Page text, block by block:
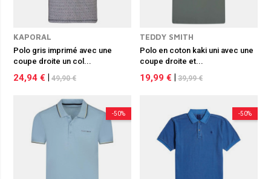
KAPORAL
Polo gris imprimé avec une
coupe droite un col...
24,94 € 49,90 €
TEDDY SMITH
Polo en coton kaki uni avec une
coupe droite et...
19,99 € 39,99 €
-50% -50%